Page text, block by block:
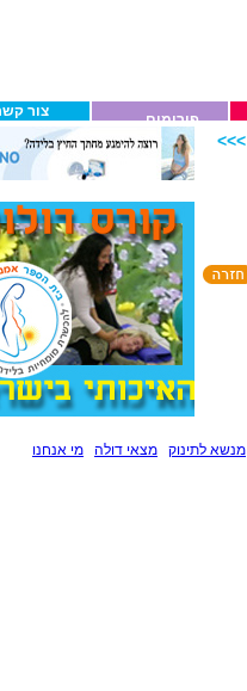
צור פורומים
>>>
מנשא לתינוק מצאי דולה מי אנחנו